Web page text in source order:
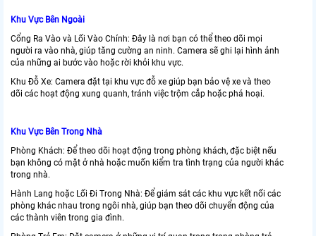
Khu Vực Bên Ngoài
Cổng Ra Vào và Lối Vào Chính: Đây là nơi bạn có thể theo dõi mọi
người ra vào nhà, giúp tăng cường an ninh. Camera sẽ ghi lại hình ảnh
của những ai bước vào hoặc rời khỏi khu vực.
Khu Đỗ Xe: Camera đặt tại khu vực đỗ xe giúp bạn bảo vệ xe và theo
dõi các hoạt động xung quanh, tránh việc trộm cắp hoặc phá hoại.
Khu Vực Bên Trong Nhà
Phòng Khách: Để theo dõi hoạt động trong phòng khách, đặc biệt nếu
bạn không có mặt ở nhà hoặc muốn kiểm tra tình trạng của người khác
trong nhà.
Hành Lang hoặc Lối Đi Trong Nhà: Để giám sát các khu vực kết nối các
phòng khác nhau trong ngôi nhà, giúp bạn theo dõi chuyển động của
các thành viên trong gia đình.